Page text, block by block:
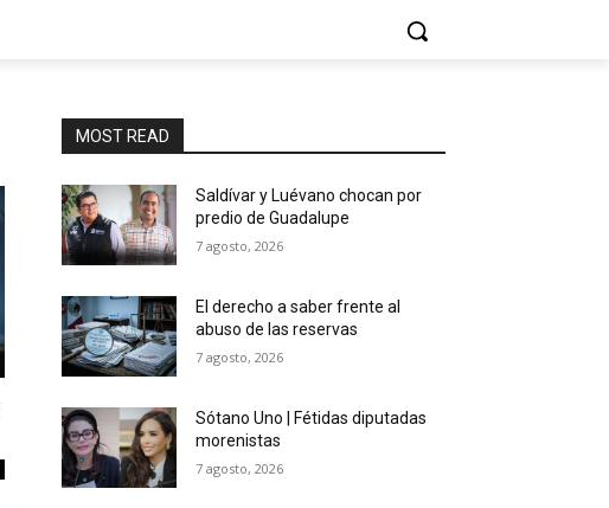
MOST READ
Saldívar y Luévano chocan por
predio de Guadalupe
7 agosto, 2026
El derecho a saber frente al
abuso de las reservas
7 agosto, 2026
Sótano Uno | Fétidas diputadas
morenistas
7 agosto, 2026